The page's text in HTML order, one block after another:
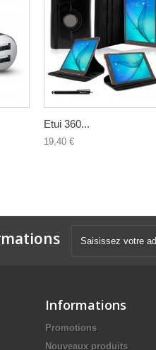
Etui 360...
19,40 €
Informations
Promotions
Nouveaux produits